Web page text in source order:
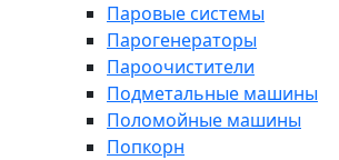
Паровые системы
Парогенераторы
Пароочистители
Подметальные машины
Поломойные машины
Попкорн